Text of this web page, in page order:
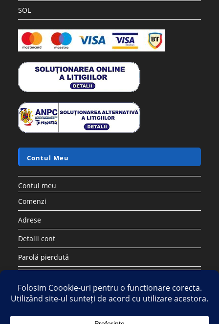
SOL
Contul Meu
Contul meu
Comenzi
Adrese
Detalii cont
Parolă pierdută